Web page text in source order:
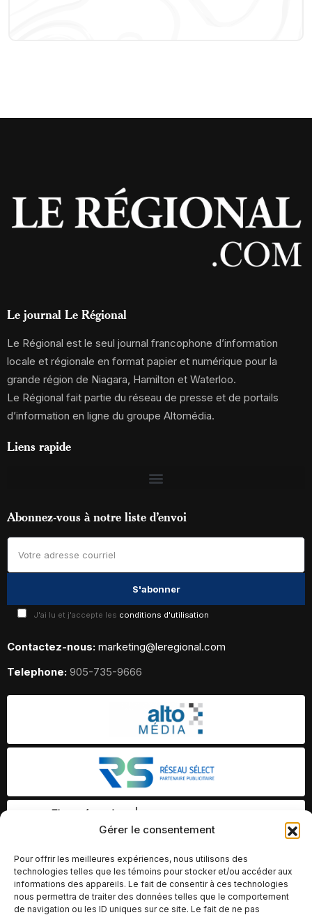
Gérer le consentement
Pour offrir les meilleures expériences, nous utilisons des
technologies telles que les témoins pour stocker et/ou accéder aux
informations des appareils. Le fait de consentir à ces technologies
nous permettra de traiter des données telles que le comportement
de navigation ou les ID uniques sur ce site. Le fait de ne pas
Le journal Le Régional
Le Régional est le seul journal francophone d’information
locale et régionale en format papier et numérique pour la
grande région de Niagara, Hamilton et Waterloo.
Le Régional fait partie du réseau de presse et de portails
d’information en ligne du groupe Altomédia.
Liens rapide
Abonnez-vous à notre liste d’envoi
J'ai lu et j'accepte les conditions d'utilisation
Contactez-nous: marketing@leregional.com
Telephone: 905-735-9666